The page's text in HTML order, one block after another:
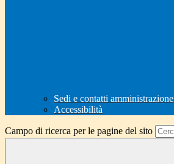
Sedi e contatti amministrazione
Accessibilità
Campo di ricerca per le pagine del sito